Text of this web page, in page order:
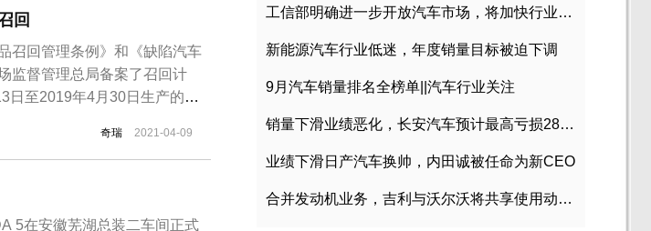
回
召回管理条例》和《缺陷汽车
监督管理总局备案了召回计
日至2019年4月30日生产的部
引起接插件偶发性的接触不
奇瑞 2021-04-09
5在安徽芜湖总装二车间正式
工信部明确进一步开放汽车市场，将加快行业兼并重组
新能源汽车行业低迷，年度销量目标被迫下调
9月汽车销量排名全榜单||汽车行业关注
销量下滑业绩恶化，长安汽车预计最高亏损28亿元
业绩下滑日产汽车换帅，内田诚被任命为新CEO
合并发动机业务，吉利与沃尔沃将共享使用动力总成